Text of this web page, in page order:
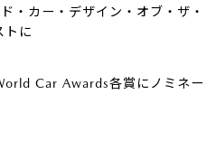
・カー・デザイン・オブ・ザ・
トに
Car Awards各賞にノミネー